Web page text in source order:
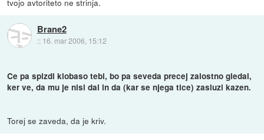
Brane2
:: 16. mar 2006, 15:12
Ce pa spizdi klobaso tebi, bo pa seveda precej zalostno gledal,
ker ve, da mu je nisi dal in da (kar se njega tice) zasluzi kazen.
Torej se zaveda, da je kriv.